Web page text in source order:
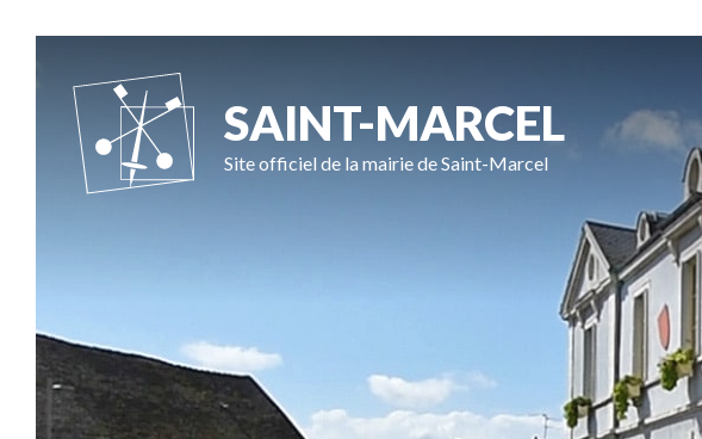
SAINT-MARCEL
Site officiel de la mairie de Saint-Marcel